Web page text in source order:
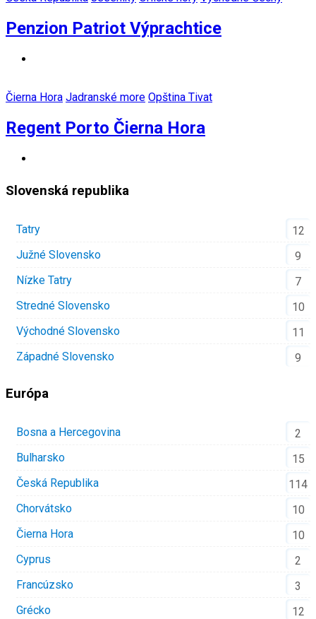
Penzion Patriot Výprachtice
Čierna Hora Jadranské more Opština Tivat
Regent Porto Čierna Hora
Slovenská republika
Tatry
12
Južné Slovensko
9
Nízke Tatry
7
Stredné Slovensko
10
Východné Slovensko
11
Západné Slovensko
9
Európa
Bosna a Hercegovina
2
Bulharsko
15
Česká Republika
114
Chorvátsko
10
Čierna Hora
10
Cyprus
2
Francúzsko
3
Grécko
12